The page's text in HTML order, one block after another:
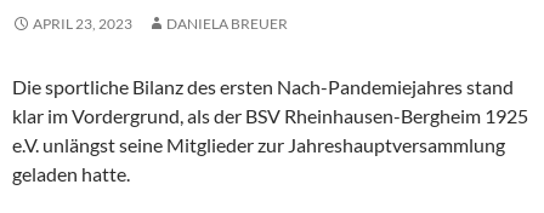
APRIL 23, 2023 DANIELA BREUER
Die sportliche Bilanz des ersten Nach-Pandemiejahres stand
klar im Vordergrund, als der BSV Rheinhausen-Bergheim 1925
e.V. unlängst seine Mitglieder zur Jahreshauptversammlung
geladen hatte.